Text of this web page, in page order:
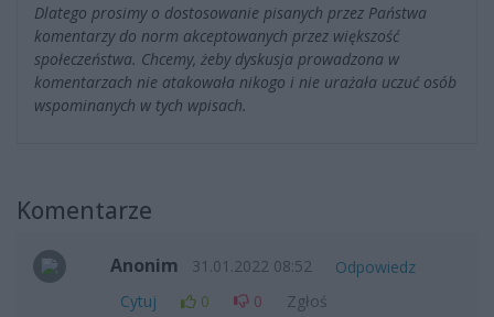
Dlatego prosimy o dostosowanie pisanych przez Państwa
komentarzy do norm akceptowanych przez większość
społeczeństwa. Chcemy, żeby dyskusja prowadzona w
komentarzach nie atakowała nikogo i nie urażała uczuć osób
wspominanych w tych wpisach.
Komentarze
Anonim 31.01.2022 08:52
Odpowiedz
Cytuj
0 0 Zgłoś